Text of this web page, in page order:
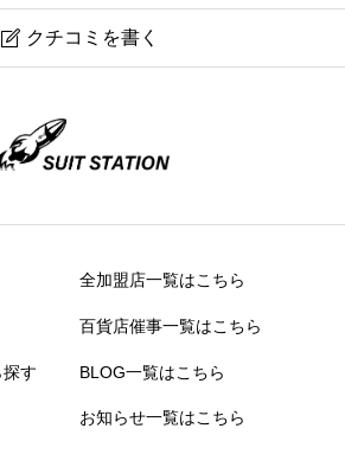
 クチコミを書く
須
す
全加盟店一覧はこちら
百貨店催事一覧はこちら
BLOG一覧はこちら
お知らせ一覧はこちら